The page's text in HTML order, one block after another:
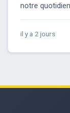
notre
il y a 2 jours